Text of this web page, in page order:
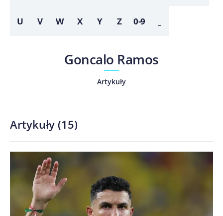
U V W X Y Z 0-9
Goncalo Ramos
Artykuły
Artykuły (15)